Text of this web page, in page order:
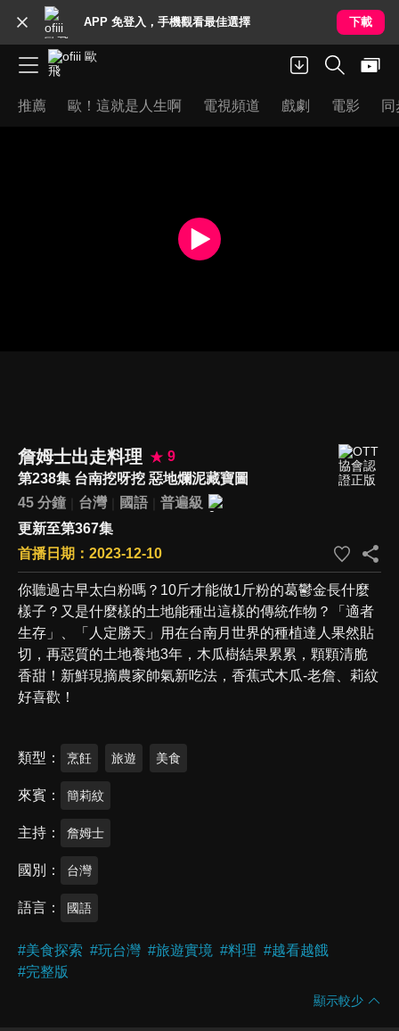
APP 免登入，手機觀看最佳選擇 下載
推薦 歐！這就是人生啊 電視頻道 戲劇 電影
詹姆士出走料理
9
第238集 台南挖呀挖 惡地爛泥藏寶圖
45 分鐘
台灣 國語
普遍級
更新至第367集
首播日期：2023-12-10
你聽過古早太白粉嗎？10斤才能做1斤粉的葛鬱金長什麼
樣子？又是什麼樣的土地能種出這樣的傳統作物？「適者
生存」、「人定勝天」用在台南月世界的種植達人果然貼
切，再惡質的土地養地3年，木瓜樹結果累累，顆顆清脆
香甜！新鮮現摘農家帥氣新吃法，香蕉式木瓜-老詹、莉紋
好喜歡！
類型 烹飪 旅遊 美食
來賓 簡莉紋
主持 詹姆士
國別 台灣
語言 國語
#美食探索 #玩台灣 #旅遊實境 #料理 #越看越餓
#完整版
顯示較少